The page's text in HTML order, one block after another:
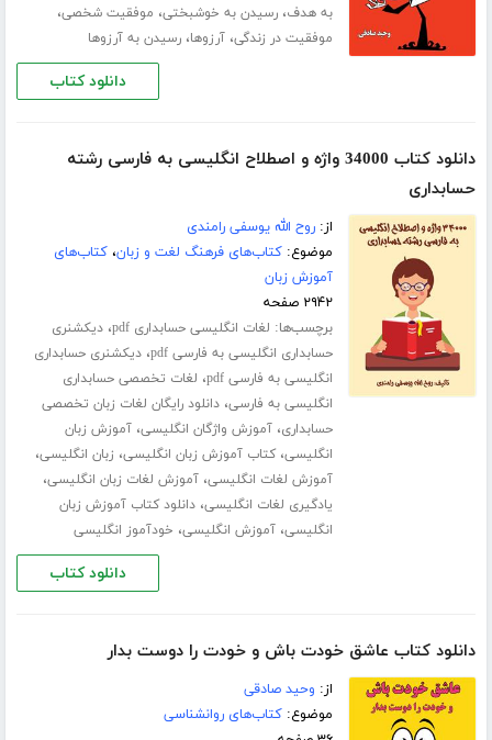
به هدف،رسیدن به خوشبختی، موفقیت شخصی،
موفقیت در زندگی،آرزوها،رسیدن به آرزوها
دانلود کتاب
دانلود کتاب 34000 واژه و اصطلاح انگلیسی به فارسی رشته
حسابداری
از:روح الله یوسفی رامندی
موضوع:کتاب‌های فرهنگ لغت و زبان،کتاب‌های
آموزش زبان
۲۹۴۲ صفحه
برچسب‌ها: لغات انگلیسی حسابداری pdf ،دیکشنری
حسابداری انگلیسی به فارسی pdf
،دیکشنری حسابداری
انگلیسی به فارسی pdf
، لغات تخصصی حسابداری
انگلیسی به فارسی،دانلود رایگان لغات زبان تخصصی
حسابداری،آموزش واژگان انگلیسی،آموزش زبان
انگلیسی،کتاب آموزش زبان انگلیسی، زبان انگلیسی،
آموزش لغات انگلیسی،آموزش لغات زبان انگلیسی،
یادگیری لغات انگلیسی،دانلود کتاب آموزش زبان
انگلیسی،آموزش انگلیسی، خودآموز انگلیسی
دانلود کتاب
دانلود کتاب عاشق خودت باش و خودت را دوست بدار
از: وحید صادقی
موضوع:کتاب‌های روانشناسی